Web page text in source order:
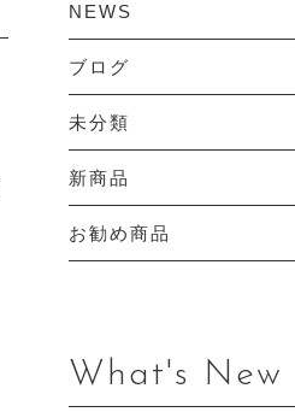
NEWS
ブログ
未分類
新商品
お勧め商品
What's New